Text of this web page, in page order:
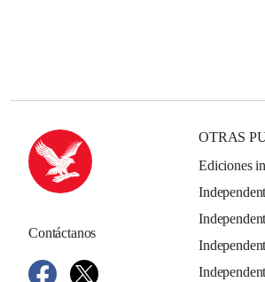
Contáctanos
OTRAS
Ediciones